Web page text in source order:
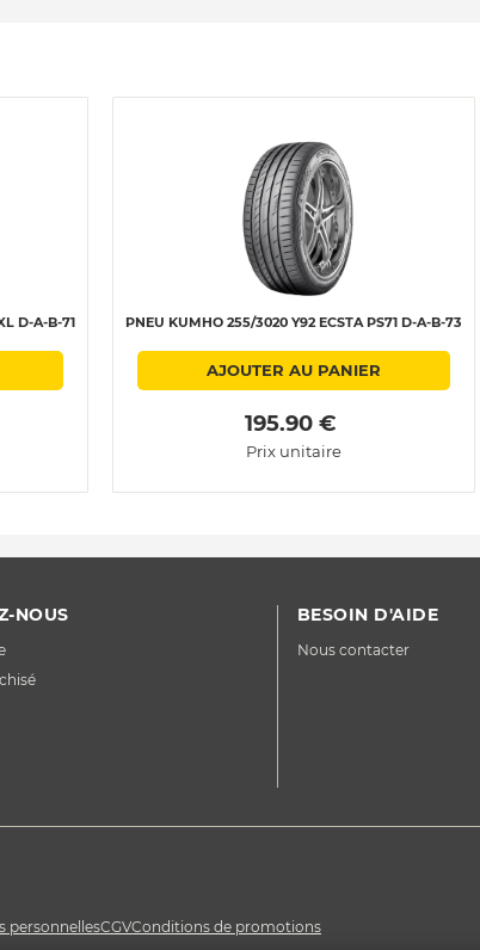
D-A-B-71 PNEU KUMHO 255/3020 Y92 ECSTA PS71 D-A-B-73
AJOUTER AU PANIER
195.90 €
Prix unitaire
NOUS BESOIN D'AIDE
Nous contacter
personnellesCGVConditions de promotions